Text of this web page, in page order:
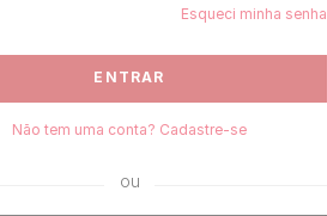
Esqueci minha senha
ENTRAR
Não tem uma conta? Cadastre-se